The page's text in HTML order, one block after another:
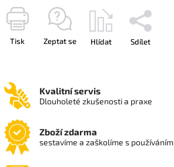
Tisk Zeptat se Hlídat Sdílet
Kvalitní servis
Dlouholeté zkušenosti a praxe
Zboží zdarma
sestavíme a zaškolíme s používáním